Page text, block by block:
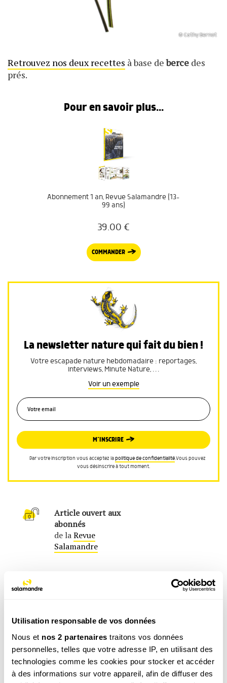
Utilisation responsable de vos données
Nous et nos 2 partenaires traitons vos données
personnelles, telles que votre adresse IP, en utilisant des
technologies comme les cookies pour stocker et accéder
à des informations sur votre appareil, afin de diffuser des
© Cathy Bernot
Retrouvez nos deux recettes à base deberce des
prés.
Pour en savoir plus...
Abonnement 1 an, Revue Salamandre (13-
99 ans)
39.00 €
COMMANDER
La newsletter nature qui fait du bien !
Votre escapade nature hebdomadaire : reportages,
interviews, Minute Nature, …
Voir un exemple
M’INSCRIRE
Par votre inscription vous acceptez lapolitique de confidentialité.Vous pouvez
vous désinscrire à tout moment.
Article ouvert aux
abonnés
de laRevue
Salamandre